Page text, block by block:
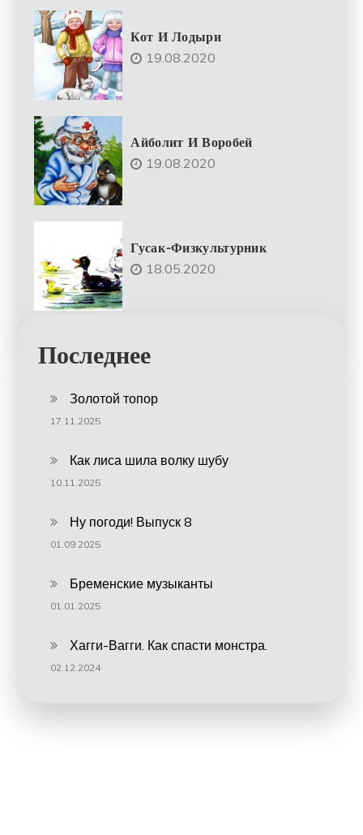
Кот И Лодыри
19.08.2020
Айболит И Воробей
19.08.2020
Гусак-Физкультурник
18.05.2020
Последнее
Золотой топор
17.11.2025
Как лиса шила волку шубу
10.11.2025
Ну погоди! Выпуск 8
01.09.2025
Бременские музыканты
01.01.2025
Хагги-Вагги. Как спасти монстра.
02.12.2024